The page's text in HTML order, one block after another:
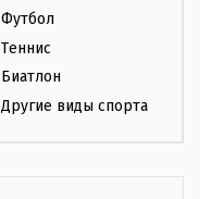
Футбол
Теннис
Биатлон
Другие виды спорта